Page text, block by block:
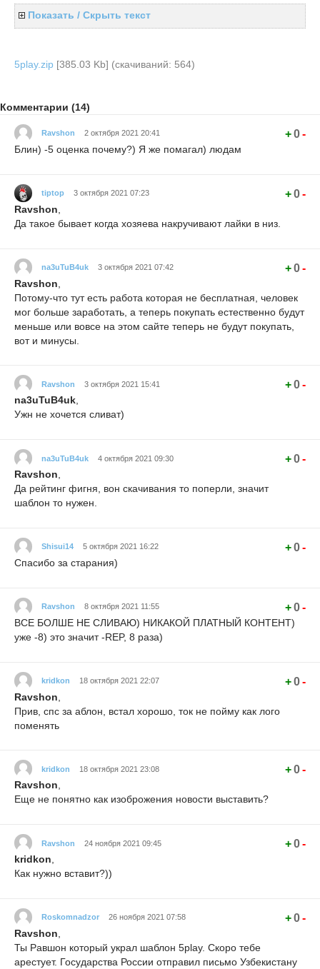
Показать / Скрыть текст
5play.zip [385.03 Kb] (cкачиваний: 564)
Комментарии (14)
Ravshon 2 октября 2021 20:41 +0-
Блин) -5 оценка почему?) Я же помагал) людам
tiptop 3 октября 2021 07:23 +0-
Ravshon
Да такое бывает когда хозяева накручивают лайки в низ.
na3uTuB4uk 3 октября 2021 07:42 +0-
Ravshon
Потому-что тут есть работа которая не бесплатная, человек
мог больше заработать, а теперь покупать естественно будут
меньше или вовсе на этом сайте теперь не будут покупать,
вот и минусы.
Ravshon 3 октября 2021 15:41 +0-
na3uTuB4uk,
Ужн не хочется сливат)
na3uTuB4uk 4 октября 2021 09:30 +0-
Ravshon
Да рейтинг фигня, вон скачивания то поперли, значит
шаблон то нужен.
Shisui14 5 октября 2021 16:22 +0-
Спасибо за старания)
Ravshon 8 октября 2021 11:55 +0-
ВСЕ БОЛШЕ НЕ СЛИВАЮ) НИКАКОЙ ПЛАТНЫЙ КОНТЕНТ)
уже -8) это значит -REP, 8 раза)
kridkon 18 октября 2021 22:07 +0-
Ravshon
Прив, спс за аблон, встал хорошо, ток не пойму как лого
поменять
kridkon 18 октября 2021 23:08 +0-
Ravshon,
Еще не понятно как изоброжения новости выставить?
Ravshon 24 ноября 2021 09:45 +0-
kridkon
Как нужно вставит?))
Roskomnadzor 26 ноября 2021 07:58 +0-
Ravshon
Ты Равшон который украл шаблон 5play. Скоро тебе
арестует. Государства России отправил письмо Узбекистану